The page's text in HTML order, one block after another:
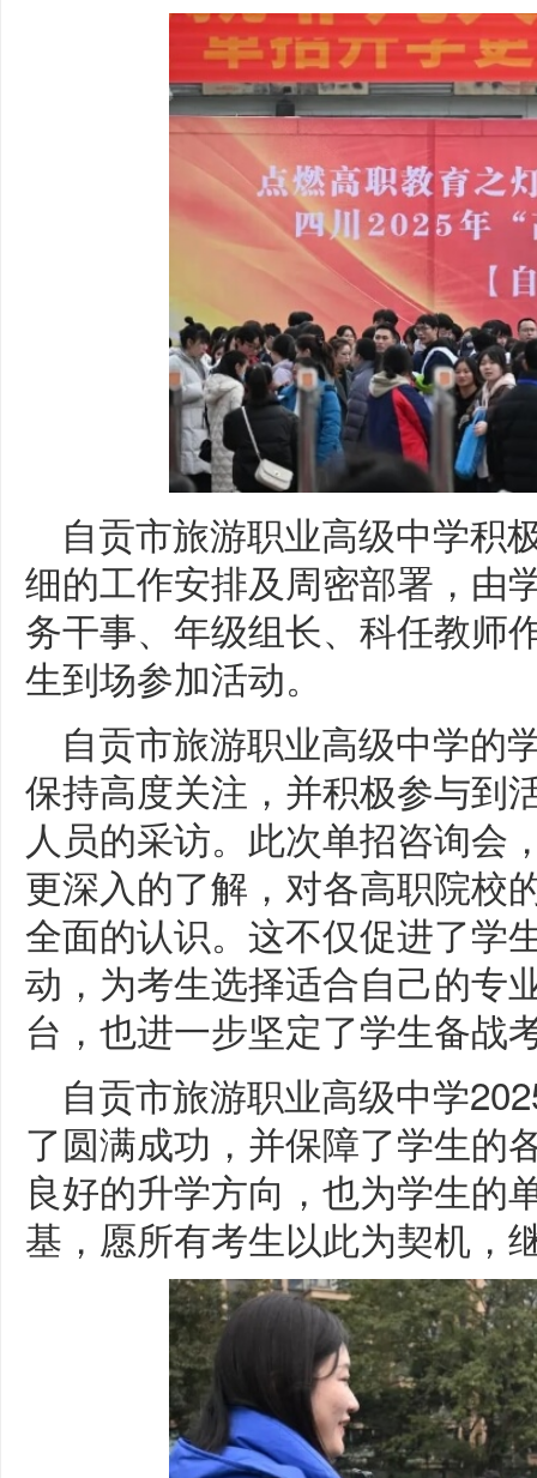
自贡市旅游职业高级中学积
细的工作安排及周密部署，由
务干事、年级组长、科任教师
生到场参加活动。
自贡市旅游职业高级中学的
保持高度关注，并积极参与到
人员的采访。此次单招咨询会
更深入的了解，对各高职院校
全面的认识。这不仅促进了学
动，为考生选择适合自己的专
台，也进一步坚定了学生备战
自贡市旅游职业高级中学
了圆满成功，并保障了学生的
良好的升学方向，也为学生的
基，愿所有考生以此为契机，